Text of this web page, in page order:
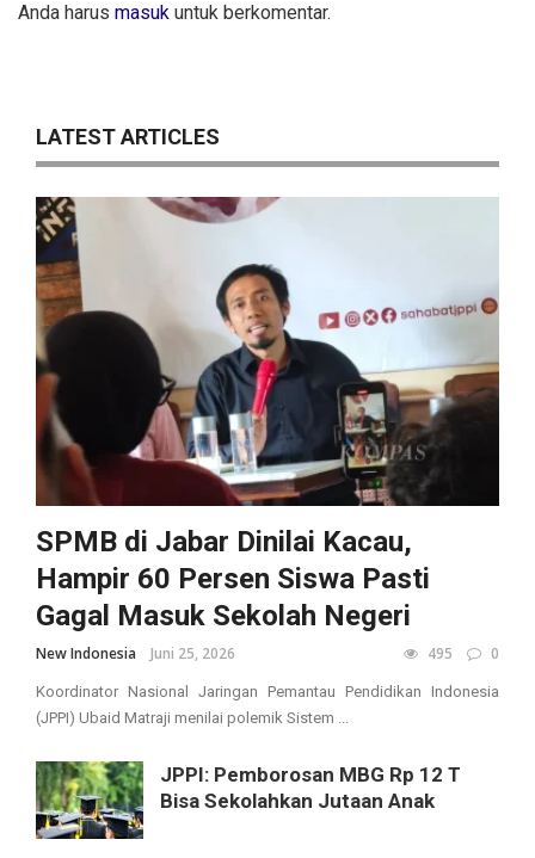
Anda harus masuk untuk berkomentar.
LATEST ARTICLES
SPMB di Jabar Dinilai Kacau,
Hampir 60 Persen Siswa Pasti
Gagal Masuk Sekolah Negeri
New Indonesia Juni 25, 2026 495 0
Koordinator Nasional Jaringan Pemantau Pendidikan Indonesia
(JPPI) Ubaid Matraji menilai polemik Sistem ...
JPPI: Pemborosan MBG Rp 12 T
Bisa Sekolahkan Jutaan Anak